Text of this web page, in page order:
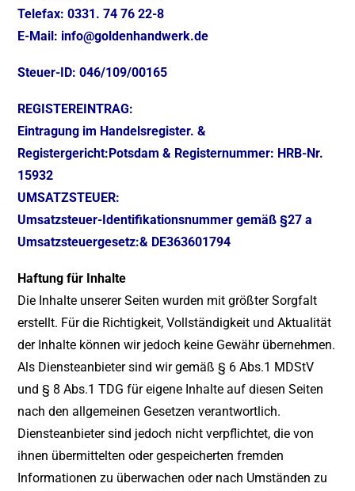
Telefax: 0331. 74 76 22-8
E-Mail: info@goldenhandwerk.de
Steuer-ID: 046/109/00165
REGISTEREINTRAG:
Eintragung im Handelsregister. &
Registergericht:Potsdam & Registernummer: HRB-Nr.
15932
UMSATZSTEUER:
Umsatzsteuer-Identifikationsnummer gemäß §27 a
Umsatzsteuergesetz:& DE363601794
Haftung für Inhalte
Die Inhalte unserer Seiten wurden mit größter Sorgfalt
erstellt. Für die Richtigkeit, Vollständigkeit und Aktualität
der Inhalte können wir jedoch keine Gewähr übernehmen.
Als Diensteanbieter sind wir gemäß § 6 Abs.1 MDStV
und § 8 Abs.1 TDG für eigene Inhalte auf diesen Seiten
nach den allgemeinen Gesetzen verantwortlich.
Diensteanbieter sind jedoch nicht verpflichtet, die von
ihnen übermittelten oder gespeicherten fremden
Informationen zu überwachen oder nach Umständen zu